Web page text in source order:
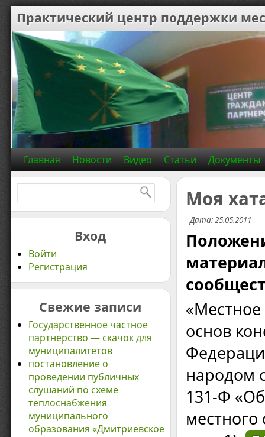
Практический центр поддержки
Главная Новости Видео Статьи Документы
Вход
Войти
Регистрация
Свежие записи
Государственное частное
партнерство — скачок для
муниципалитетов
постановление о
проведении публичных
слушаний по схеме
теплоснабжения
муниципального
образования «Дмитриевское
Моя
Дата: 25.05.2011
«Местное
основ
народом
131-Ф